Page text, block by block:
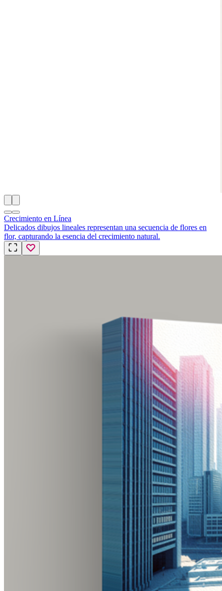
Crecimiento en Línea
Delicados dibujos lineales representan una secuencia de flores en
flor, capturando la esencia del crecimiento natural.